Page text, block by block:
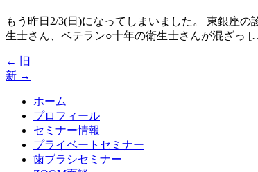
もう昨日2/3(日)になってしまいました。 東銀座
生士さん、ベテラン○十年の衛生士さんが混ざっ
←
旧
新 →
ホーム
プロフィール
セミナー情報
プライベートセミナー
歯ブラシセミナー